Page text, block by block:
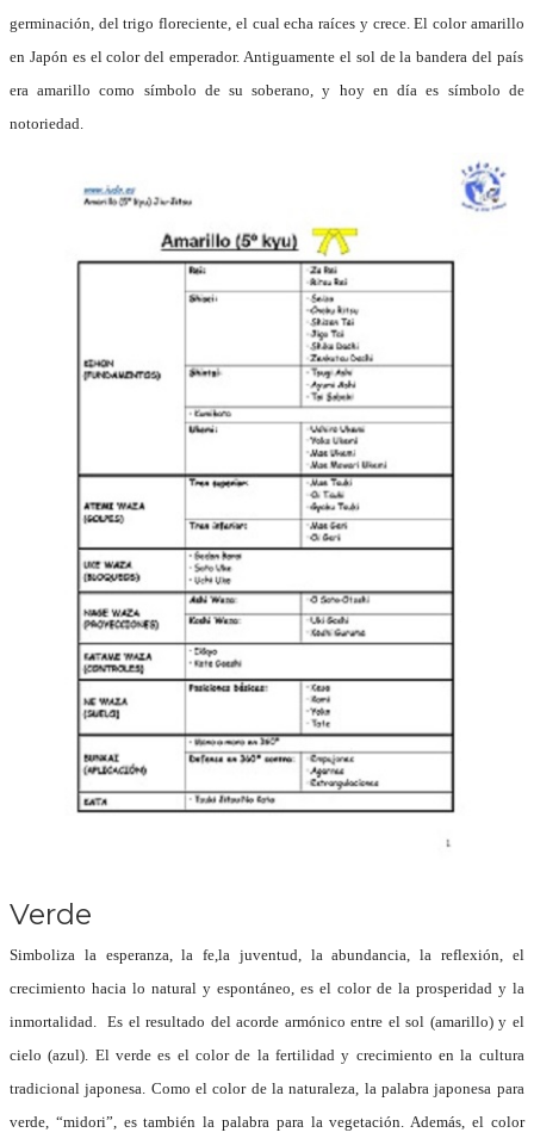
germinación, del trigo floreciente, el cual echa raíces y crece.El color amarillo
en Japón es el color del emperador. Antiguamente el sol de la bandera del país
era amarillo como símbolo de su soberano, y hoy en día es símbolo de
notoriedad.
Verde
Simboliza la esperanza, la fe,la juventud, la abundancia, la reflexión, el
crecimiento hacia lo natural y espontáneo, es el color de la prosperidad y la
inmortalidad.Es el resultado del acorde armónico entre el sol (amarillo) y el
cielo (azul). El verde es el color de la fertilidad y crecimiento en la cultura
tradicional japonesa. Como el color de la naturaleza, la palabra japonesa para
verde, “midori”, es también la palabra para la vegetación. Además, el color